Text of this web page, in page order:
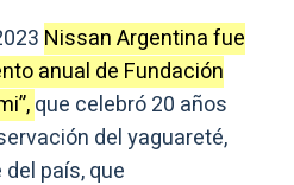
Nissan Argentina fue
anual de Fundación
que celebró 20 años
del yaguareté,
país, que